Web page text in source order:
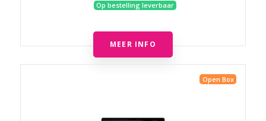
Op bestelling leverbaar
MEER INFO
Open Box